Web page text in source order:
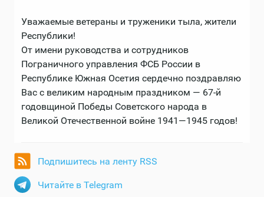
Уважаемые ветераны и труженики тыла, жители
Республики!
От имени руководства и сотрудников
Пограничного управления ФСБ России в
Республике Южная Осетия сердечно поздравляю
Вас с великим народным праздником — 67-й
годовщиной Победы Советского народа в
Великой Отечественной войне 1941—1945 годов!
Подпишитесь на ленту RSS
Читайте в Telegram